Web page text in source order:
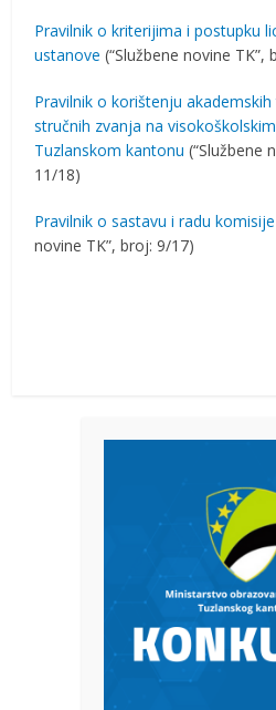
Pravilnik o kriterijima i postupku
ustanove (“Službene novine TK”,
Pravilnik o korištenju
stručnih zvanja na
Tuzlanskom kantonu (“Službene
11/18)
Pravilnik o sastavu i radu
novine TK”, broj: 9/17)